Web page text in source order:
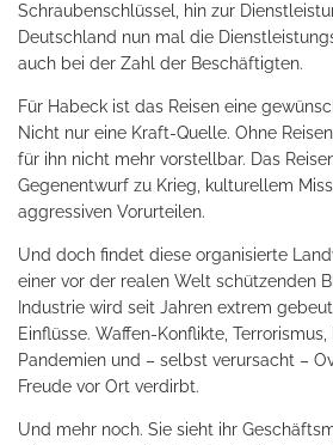
Schraubenschlüssel, hin zur
Deutschland nun mal die
auch bei der Zahl der Beschäftigten.
Für Habeck ist das Reisen eine
Nicht nur eine Kraft-Quelle. Ohne
für ihn nicht mehr vorstellbar. Das
Gegenentwurf zu Krieg, kulturellem
aggressiven Vorurteilen.
Und doch findet diese organisierte
einer vor der realen Welt schützenden
Industrie wird seit Jahren extrem
Einflüsse. Waffen-Konflikte,
Pandemien und – selbst verursacht –
Freude vor Ort verdirbt.
Und mehr noch. Sie sieht ihr